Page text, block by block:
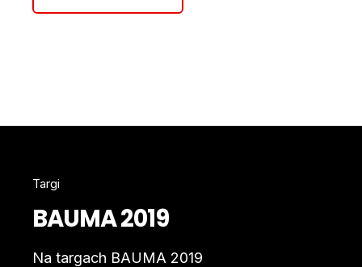
Targi
BAUMA 2019
Na targach BAUMA 2019